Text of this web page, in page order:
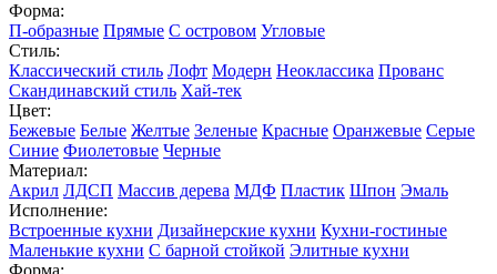
Форма:
П-образные Прямые С островом Угловые
Стиль:
Классический стиль Лофт Модерн Неоклассика Прованс
Скандинавский стиль Хай-тек
Цвет:
Бежевые Белые Желтые Зеленые Красные Оранжевые Серые
Синие Фиолетовые Черные
Материал:
Акрил ЛДСП Массив дерева МДФ Пластик Шпон Эмаль
Исполнение:
Встроенные кухни Дизайнерские кухни Кухни-гостиные
Маленькие кухни С барной стойкой Элитные кухни
Форма: